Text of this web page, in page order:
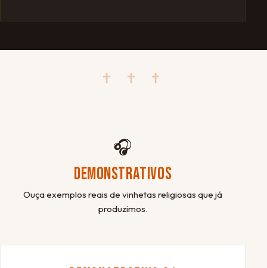
✝ ✝ ✝
🎧
DEMONSTRATIVOS
Ouça exemplos reais de vinhetas religiosas que já
produzimos.